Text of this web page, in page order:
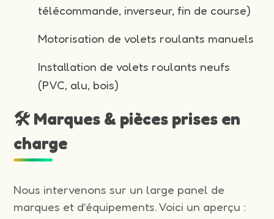
télécommande, inverseur, fin de course)
Motorisation de volets roulants manuels
Installation de volets roulants neufs
(PVC, alu, bois)
🛠️ Marques & pièces prises en
charge
Nous intervenons sur un large panel de
marques et d’équipements. Voici un aperçu :